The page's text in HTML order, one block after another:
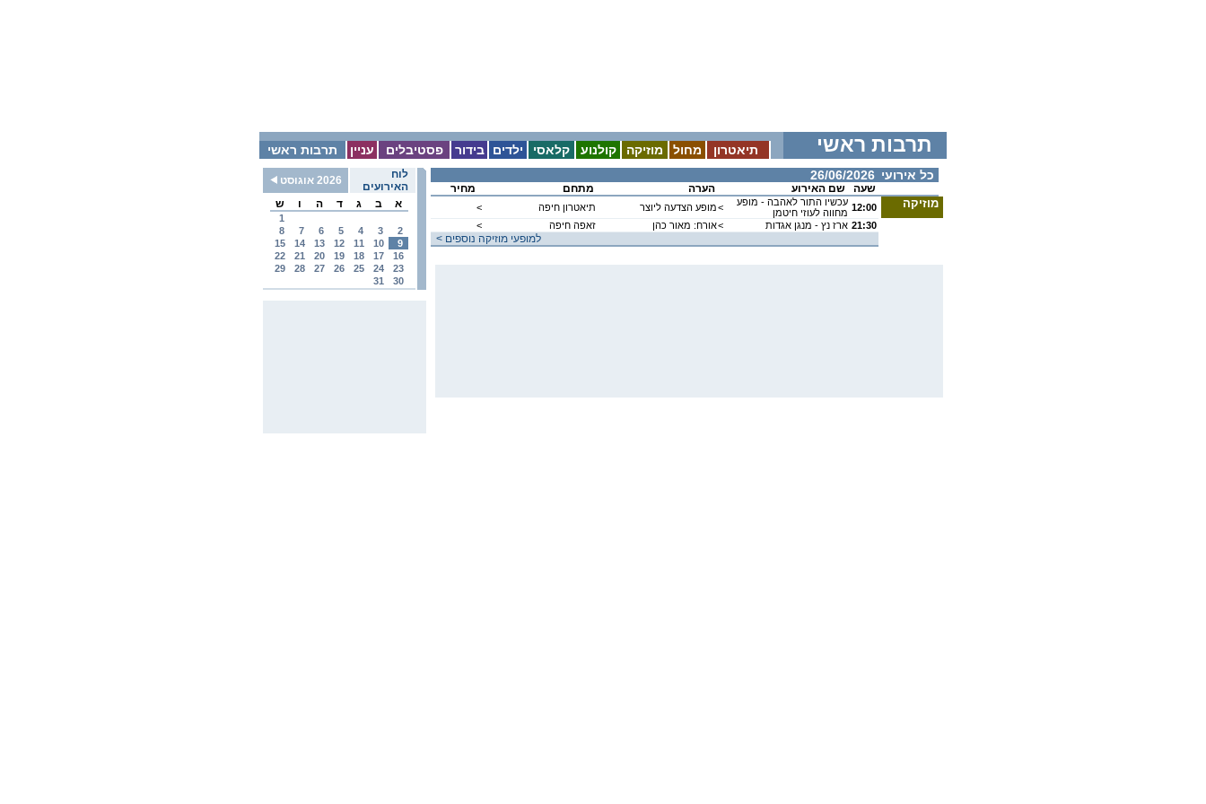
תרבות ראשי עניין פסטיבלים בידור ילדים קלאסי קולנוע מוזיקה מחול תיאטרון תרבות ראשי
לוח
האירועים
2026 אוגוסט
א
ב ג ד ה ו ש
1
2
3
4
5
6
7
8
9
10
11
12
13
14
15
16
17
18
19
20
21
22
23
24
25
26
27
28
29
30
31
כל אירועי
מחיר מתחם הערה שם האירוע שעה
< תיאטרון חיפה מופע הצדעה ליוצר<
עכשיו התור לאהבה - מופע
מחווה לעוזי חיטמן 12:00 מוזיקה
< זאפה חיפה אורח: מאור כהן< ארז נץ - מנגן אגדות 21:30
< למופעי מוזיקה נוספים